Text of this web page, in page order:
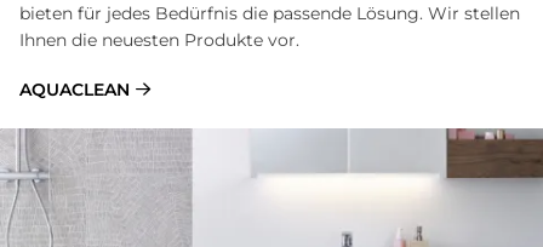
bieten für jedes Bedürfnis die passende Lösung. Wir stellen
Ihnen die neuesten Produkte vor.
AQUACLEAN